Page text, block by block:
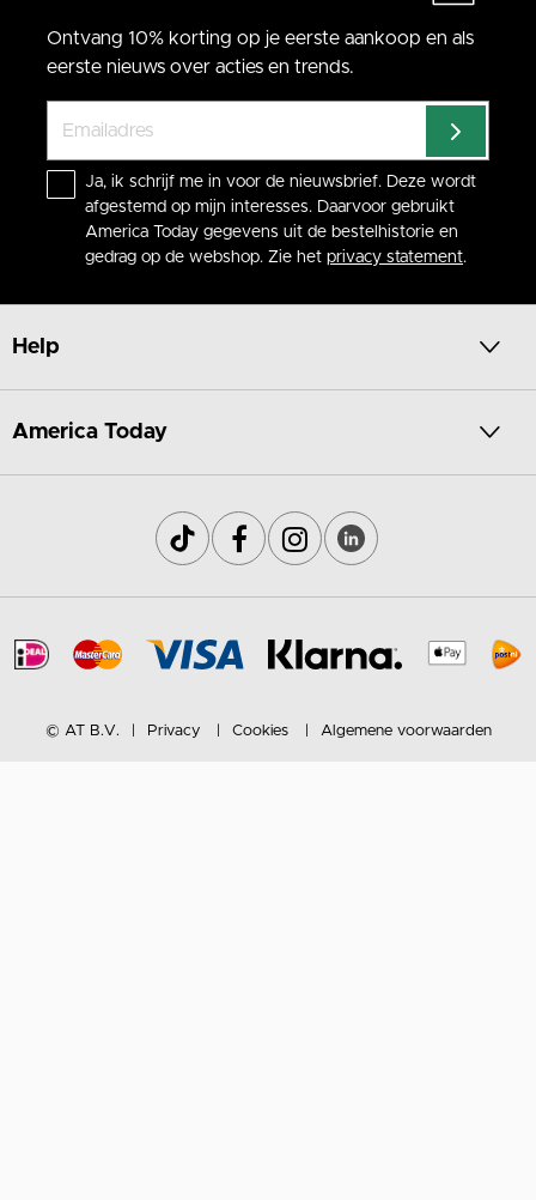
Ontvang 10% korting op je eerste aankoop en als
eerste nieuws over acties en trends.
Ja, ik schrijf me in voor de nieuwsbrief. Deze wordt
afgestemd op mijn interesses. Daarvoor gebruikt
America Today gegevens uit de bestelhistorie en
gedrag op de webshop. Zie het privacy statement.
Help
America Today
© AT B.V. Privacy Cookies Algemene voorwaarden